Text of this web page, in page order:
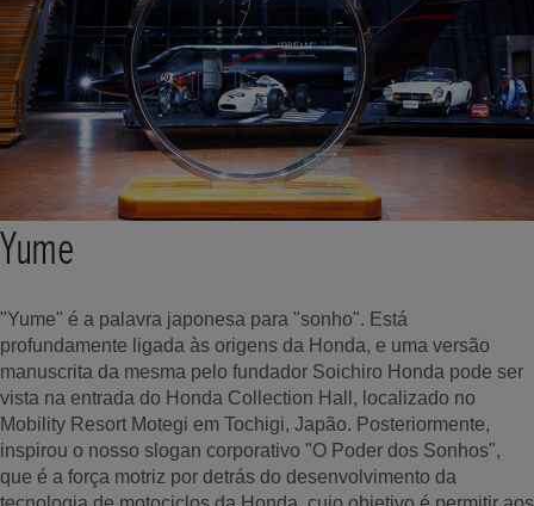
Yume
"Yume" é a palavra japonesa para "sonho". Está
profundamente ligada às origens da Honda, e uma versão
manuscrita da mesma pelo fundador Soichiro Honda pode ser
vista na entrada do Honda Collection Hall, localizado no
Mobility Resort Motegi em Tochigi, Japão. Posteriormente,
inspirou o nosso slogan corporativo "O Poder dos Sonhos",
que é a força motriz por detrás do desenvolvimento da